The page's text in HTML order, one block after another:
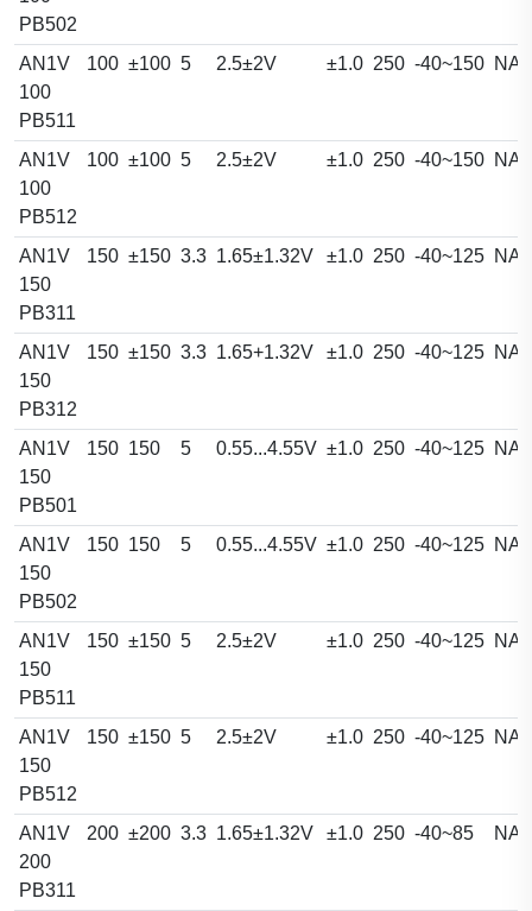
PB502
AN1V
100
PB511
100 ±100 5 2.5±2V ±1.0 250 -40~150 NA
AN1V
100
PB512
100 ±100 5 2.5±2V ±1.0 250 -40~150 NA
AN1V
150
PB311
150 ±150 3.3 1.65±1.32V ±1.0 250 -40~125 NA
AN1V
150
PB312
150 ±150 3.3 1.65+1.32V ±1.0 250 -40~125 NA
AN1V
150
PB501
150 150 5 0.55...4.55V ±1.0 250 -40~125 NA
AN1V
150
PB502
150 150 5 0.55...4.55V ±1.0 250 -40~125 NA
AN1V
150
PB511
150 ±150 5 2.5±2V ±1.0 250 -40~125 NA
AN1V
150
PB512
150 ±150 5 2.5±2V ±1.0 250 -40~125 NA
AN1V
200
PB311
200 ±200 3.3 1.65±1.32V ±1.0 250 -40~85 NA